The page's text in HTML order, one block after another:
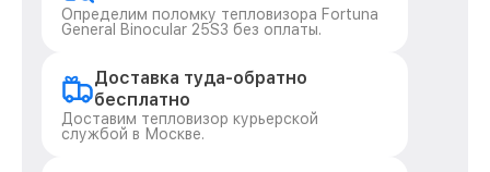
Определим поломку тепловизора Fortuna
General Binocular 25S3 без оплаты.
Доставка туда-обратно
бесплатно
Доставим тепловизор курьерской
службой в Москве.